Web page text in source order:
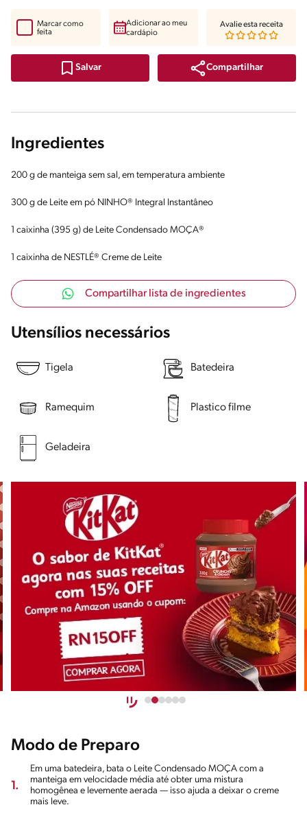
Salvar Compartilhar
Marcar como
feita
Adicionar ao meu
cardápio
Avalie esta receita
Ingredientes
200 g de manteiga sem sal, em temperatura ambiente
300 g de Leite em pó NINHO® Integral Instantâneo
1 caixinha (395 g) de Leite Condensado MOÇA®
1 caixinha de NESTLÉ® Creme de Leite
Compartilhar lista de ingredientes
Utensílios necessários
Tigela Batedeira
Ramequim Plastico filme
Geladeira
Modo de Preparo
1.
Em uma batedeira, bata o Leite Condensado MOÇA com a
manteiga em velocidade média até obter uma mistura
homogênea e levemente aerada — isso ajuda a deixar o creme
mais leve.